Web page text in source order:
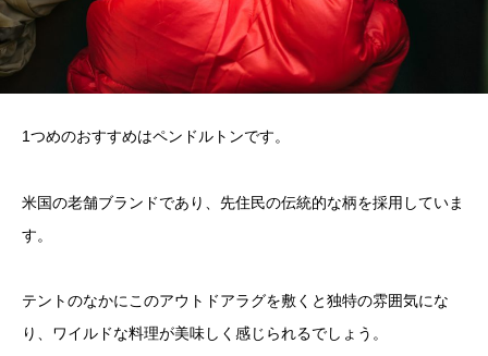
1つめのおすすめはペンドルトンです。
米国の老舗ブランドであり、先住民の伝統的な柄を採用していま
す。
テントのなかにこのアウトドアラグを敷くと独特の雰囲気にな
り、ワイルドな料理が美味しく感じられるでしょう。